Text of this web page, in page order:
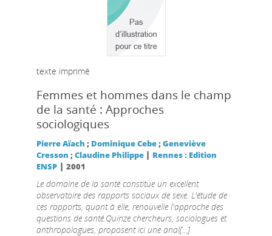
texte imprimé
Femmes et hommes dans le champ
de la santé : Approches
sociologiques
Pierre Aïach ; Dominique Cebe;Geneviève
Cresson ;Claudine Philippe | Rennes : Edition
ENSP| 2001
Le domaine de la santé constitue un excellent
observatoire des rapports sociaux de sexe. L'étude de
ces rapports, quant à elle, renouvelle l'approche des
questions de santé.Quinze chercheurs, sociologues et
anthropologues, proposent ici une anal[...]